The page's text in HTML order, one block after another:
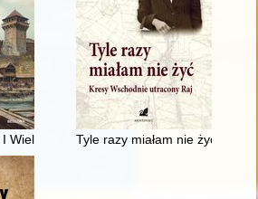
I Wielki : pierwszy król Polski
Tyle razy miałam nie żyć :